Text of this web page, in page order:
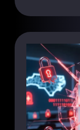
importante